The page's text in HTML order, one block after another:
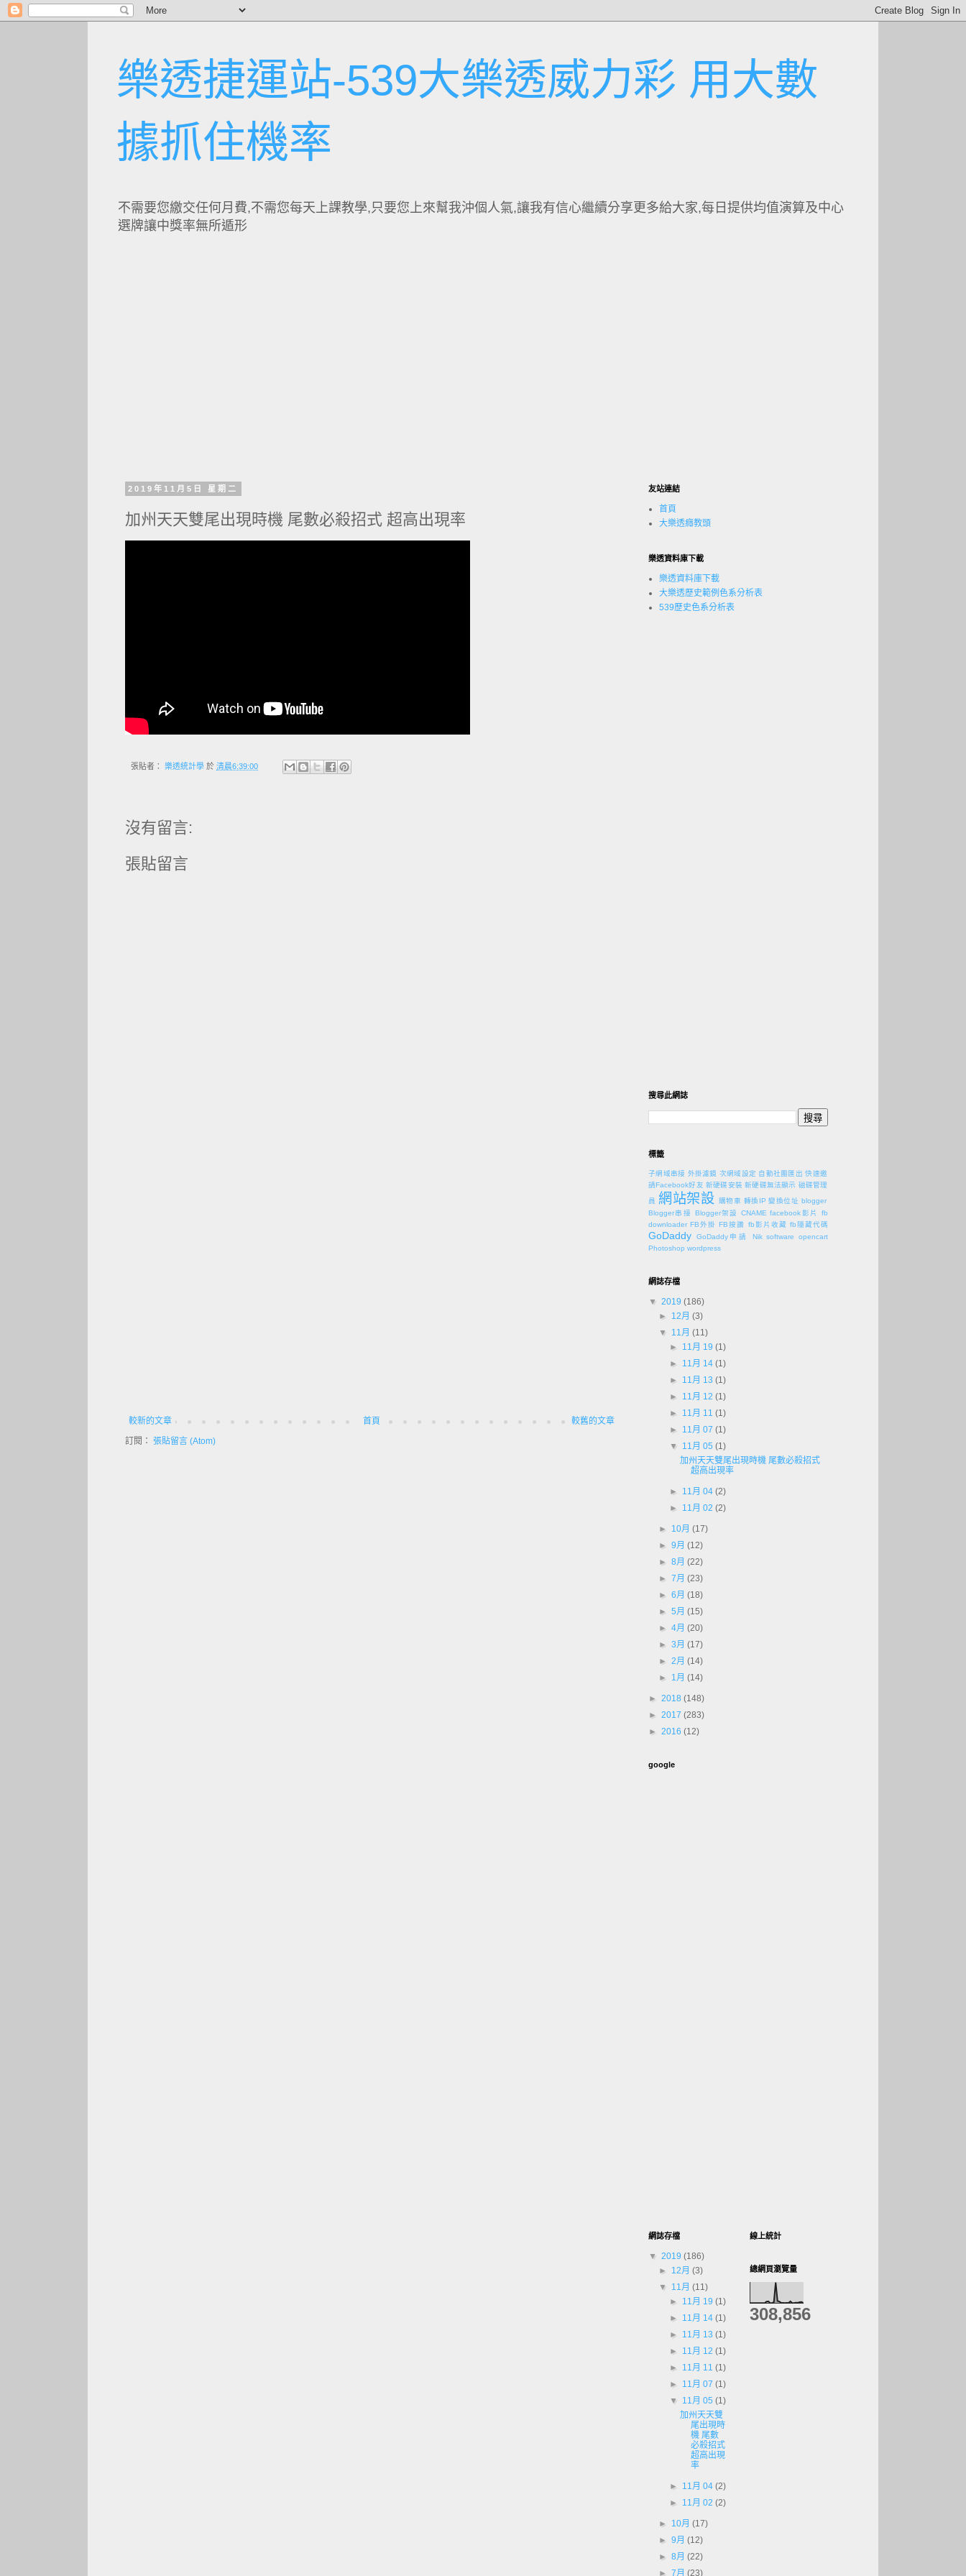
樂透捷運站-539大樂透威力彩 用大數
據抓住機率
不需要您繳交任何月費,不需您每天上課教學,只要您上來幫我沖個人氣,讓我有信心繼續分享更多給大家,每日提供均值演算及中心
選牌讓中獎率無所遁形
2019年11月5日 星期二
加州天天雙尾出現時機 尾數必殺招式 超高出現率
張貼者： 樂透統計學 於 清晨6:39:00
沒有留言:
張貼留言
較新的文章 較舊的文章
首頁
訂閱： 張貼留言 (Atom)
友站連結
首頁
大樂透癮教頭
樂透資料庫下載
樂透資料庫下載
大樂透歷史範例色系分析表
539歷史色系分析表
搜尋此網誌
標籤
子網域串接 外掛濾鏡 次網域設定 自動社團匯出 快速邀
請Facebook好友 新硬碟安裝 新硬碟無法顯示 磁碟管理
員 網站架設 購物車 轉換IP 變換位址 blogger
Blogger串接
Blogger架設 CNAME facebook影片
fb
downloader FB外掛 FB按讚 fb影片收藏 fb隱藏代碼
GoDaddy GoDaddy申請 Nik software
opencart
Photoshop wordpress
網誌存檔
▼ 2019 (186)
► 12月(3)
▼ 11月(11)
► 11月 19 (1)
► 11月 14 (1)
► 11月 13 (1)
► 11月 12 (1)
► 11月 11 (1)
► 11月 07 (1)
▼ 11月 05 (1)
加州天天雙尾出現時機 尾數必殺招式
超高出現率
► 11月 04 (2)
► 11月 02 (2)
► 10月(17)
►9月(12)
►8月(22)
►7月(23)
►6月(18)
►5月(15)
►4月(20)
►3月(17)
►2月(14)
► 1月(14)
► 2018 (148)
► 2017 (283)
► 2016 (12)
google
網誌存檔
▼ 2019 (186)
► 12月(3)
▼ 11月(11)
► 11月 19 (1)
► 11月 14 (1)
► 11月 13 (1)
► 11月 12 (1)
► 11月 11 (1)
► 11月 07 (1)
▼ 11月 05 (1)
加州天天雙
尾出現時
機 尾數
必殺招式
超高出現
率
► 11月 04 (2)
► 11月 02 (2)
► 10月(17)
►9月(12)
►8月(22)
►7月(23)
線上統計
總網頁瀏覽量
308,856